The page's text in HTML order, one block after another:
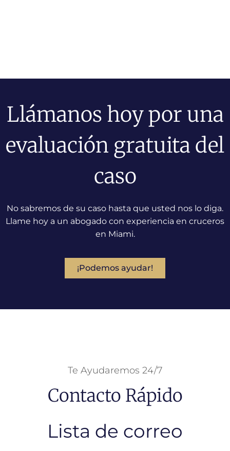
Llámanos hoy por una
evaluación gratuita del
caso
No sabremos de su caso hasta que usted nos lo diga.
Llame hoy a un abogado con experiencia en cruceros
en Miami.
¡Podemos ayudar!
Te Ayudaremos 24/7
Contacto Rápido
Lista de correo